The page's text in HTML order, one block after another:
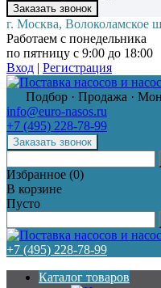
г. Москва, Волоколамское
Работаем с понедельника
по пятницу с 9:00 до 18:00
Вход | Регистрация
Подбор · Продажа ·
info@euro-nasos.ru
+7 (495) 228-78-99
Избранное (0)
В корзине
Пусто
+7 (495) 228-78-99
Каталог товаров